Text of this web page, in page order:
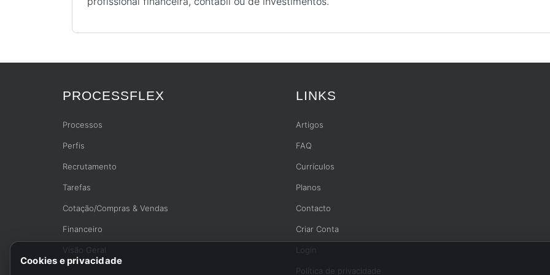
PROCESSFLEX
Processos
Perfis
Recrutamento
Tarefas
Cotação/Compras & Vendas
Financeiro
Visão Geral
LINKS
Artigos
FAQ
Currículos
Planos
Contacto
Criar Conta
Login
Política de privacidade
Cookies e privacidade